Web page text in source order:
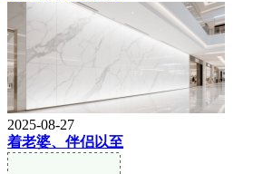
2025-08-27
着老婆、伴侣以至